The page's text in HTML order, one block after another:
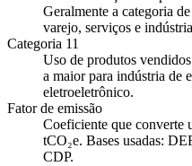
Geralmente a categoria
varejo, serviços e
Categoria 11
Uso de produtos
a maior para indústria de
eletroeletrônico.
Fator de emissão
Coeficiente que converte
tCO₂e. Bases usadas:
CDP.